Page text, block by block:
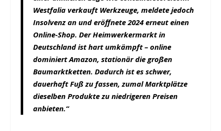
Westfalia verkauft Werkzeuge, meldete jedoch
Insolvenz an und eröffnete 2024 erneut einen
Online-Shop. Der Heimwerkermarkt in
Deutschland ist hart umkämpft – online
dominiert Amazon, stationär die großen
Baumarktketten. Dadurch ist es schwer,
dauerhaft Fuß zu fassen, zumal Marktplätze
dieselben Produkte zu niedrigeren Preisen
anbieten.“